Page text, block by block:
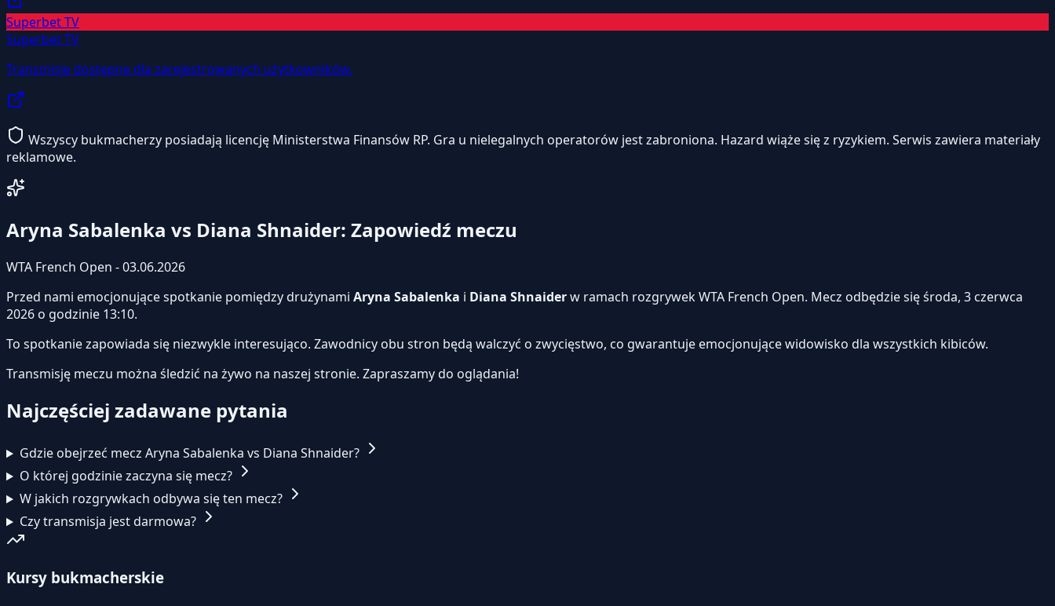
Superbet TV
Superbet TV
Transmisje dostępne dla zarejestrowanych użytkowników.
Wszyscy bukmacherzy posiadają licencję Ministerstwa Finansów RP. Gra u nielegalnych operatorów jest zabroniona. Hazard wiąże się z ryzykiem. Serwis zawiera materiały
reklamowe.
Aryna Sabalenka vs Diana Shnaider: Zapowiedź meczu
WTA French Open - 03.06.2026
Przed nami emocjonujące spotkanie pomiędzy drużynami Aryna Sabalenka i Diana Shnaiderw ramach rozgrywek WTA French Open. Mecz odbędzie się środa, 3 czerwca
2026 o godzinie 13:10.
To spotkanie zapowiada się niezwykle interesująco. Zawodnicy obu stron będą walczyć o zwycięstwo, co gwarantuje emocjonujące widowisko dla wszystkich kibiców.
Transmisję meczu można śledzić na żywo na naszej stronie. Zapraszamy do oglądania!
Najczęściej zadawane pytania
Gdzie obejrzeć mecz Aryna Sabalenka vs Diana Shnaider?
O której godzinie zaczyna się mecz?
W jakich rozgrywkach odbywa się ten mecz?
Czy transmisja jest darmowa?
Kursy bukmacherskie